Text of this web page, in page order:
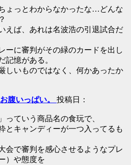
ょっとわからなかったな…どんな
えば、あれは名波浩の引退試合だ
ーに審判がその緑のカードを出し
記憶がある。
しいものではなく、何かあったか
腹いっぱい。 投稿日：
っていう商品名の食玩で、
とキャンディーが一つ入ってるも
会で審判を感心させるようなプレ
）や態度を